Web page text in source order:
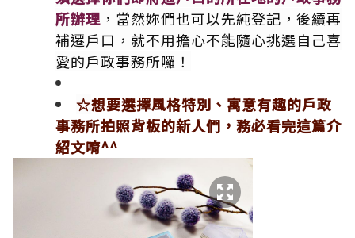
所辦理 ，當然妳們也可以先純登記，後續再
補遷戶口，就不用擔心不能隨心挑選自己喜
愛的戶政事務所囉！
☆想要選擇風格特別、寓意有趣的戶政
事務所拍照背板的新人們，務必看完這篇介
紹文唷^^